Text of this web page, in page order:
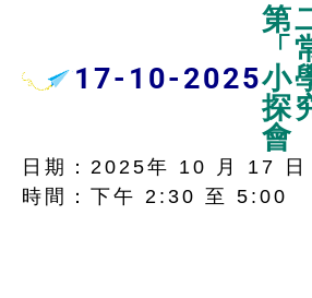
17-10-2025
第
小
探
會
日期：2025年 10 月 17 日
時間：下午 2:30 至 5:00